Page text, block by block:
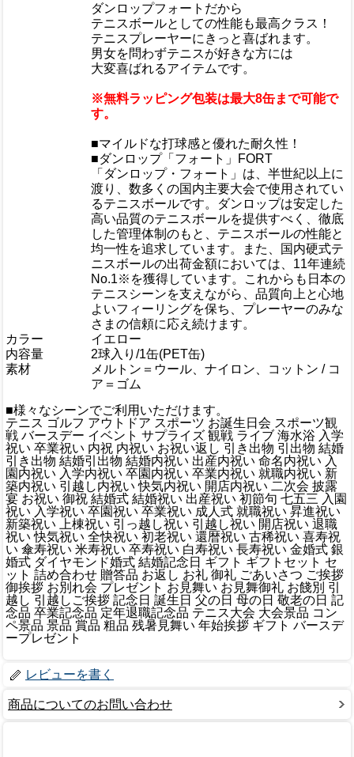
ダンロップフォートだから
テニスボールとしての性能も最高クラス！
テニスプレーヤーにきっと喜ばれます。
男女を問わずテニスが好きな方には
大変喜ばれるアイテムです。
※無料ラッピング包装は最大8缶まで可能で
す。
■マイルドな打球感と優れた耐久性！
■ダンロップ「フォート」FORT
「ダンロップ・フォート」は、半世紀以上に
渡り、数多くの国内主要大会で使用されてい
るテニスボールです。ダンロップは安定した
高い品質のテニスボールを提供すべく、徹底
した管理体制のもと、テニスボールの性能と
均一性を追求しています。また、国内硬式テ
ニスボールの出荷金額においては、11年連続
No.1※を獲得しています。これからも日本の
テニスシーンを支えながら、品質向上と心地
よいフィーリングを保ち、プレーヤーのみな
さまの信頼に応え続けます。
カラー
イエロー
内容量
2球入り/1缶(PET缶)
素材
メルトン＝ウール、ナイロン、コットン / コ
ア＝ゴム
■様々なシーンでご利用いただけます。
テニス ゴルフ アウトドア スポーツ お誕生日会 スポーツ観
戦 バースデー イベント サプライズ 観戦 ライブ 海水浴 入学
祝い 卒業祝い 内祝 内祝い お祝い返し 引き出物 引出物 結婚
引き出物 結婚引出物 結婚内祝い 出産内祝い 命名内祝い 入
園内祝い 入学内祝い 卒園内祝い 卒業内祝い 就職内祝い 新
築内祝い 引越し内祝い 快気内祝い 開店内祝い 二次会 披露
宴 お祝い 御祝 結婚式 結婚祝い 出産祝い 初節句 七五三 入園
祝い 入学祝い 卒園祝い 卒業祝い 成人式 就職祝い 昇進祝い
新築祝い 上棟祝い 引っ越し祝い 引越し祝い 開店祝い 退職
祝い 快気祝い 全快祝い 初老祝い 還暦祝い 古稀祝い 喜寿祝
い 傘寿祝い 米寿祝い 卒寿祝い 白寿祝い 長寿祝い 金婚式 銀
婚式 ダイヤモンド婚式 結婚記念日 ギフト ギフトセット セ
ット 詰め合わせ 贈答品 お返し お礼 御礼 ごあいさつ ご挨拶
御挨拶 お別れ会 プレゼント お見舞い お見舞御礼 お餞別 引
越し 引越しご挨拶 記念日 誕生日 父の日 母の日 敬老の日 記
念品 卒業記念品 定年退職記念品 テニス大会 大会景品 コン
ペ景品 景品 賞品 粗品 残暑見舞い 年始挨拶 ギフト バースデ
ープレゼント
レビューを書く
商品についてのお問い合わせ